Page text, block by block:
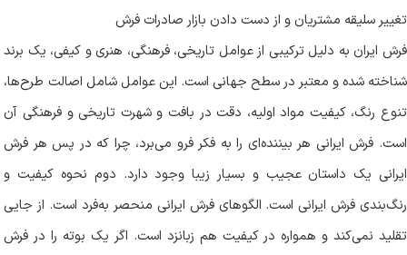
تغییر سلیقه مشتریان و از دست دادن بازار صادرات فرش
فرش ایران به دلیل ترکیبی از عوامل تاریخی، فرهنگی، هنری و کیفی، یک برند
شناخته شده و معتبر در سطح جهانی است. این عوامل شامل اصالت طرح‌ها،
تنوع رنگ، کیفیت مواد اولیه، دقت در بافت و شهرت تاریخی و فرهنگی آن
است. فرش ایرانی هر بیننده‌ای را به فکر فرو می‌برد، چرا که در پس هر فرش
ایرانی یک داستان عجیب و بسیار زیبا وجود دارد. دوم نحوه کیفیت و
رنگ‌بندی فرش ایرانی است. الگوهای فرش ایرانی منحصر به‌فرد است. از جایی
تقلید نمی‌کند و همواره در کیفیت هم زبانزد است. اگر یک بوته را در فرش